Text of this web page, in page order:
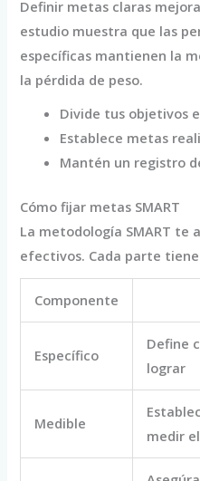
Definir metas claras
estudio muestra que las
específicas mantienen la
la pérdida de peso.
Divide tus objetivos
Establece metas
Mantén un registro
Cómo fijar metas SMART
La metodología SMART te
efectivos. Cada parte
Componente
Específico
Define
lograr
Medible
medir